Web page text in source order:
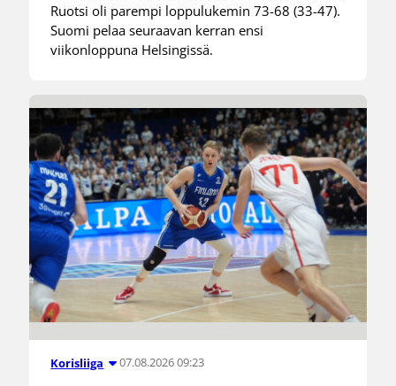
Ruotsi oli parempi loppulukemin 73-68 (33-47).
Suomi pelaa seuraavan kerran ensi
viikonloppuna Helsingissä.
Korisliiga 07.08.2026 09:23